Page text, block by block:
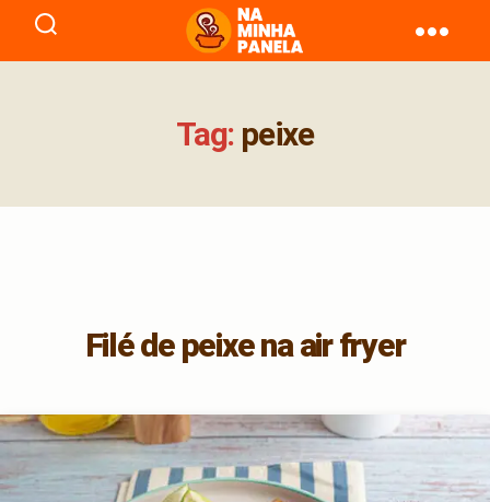
naminhapanela.com
Tag: peixe
Filé de peixe na air fryer